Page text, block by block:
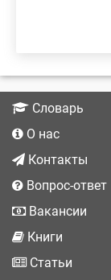
Словарь
О нас
Контакты
Вопрос-ответ
Вакансии
Книги
Статьи